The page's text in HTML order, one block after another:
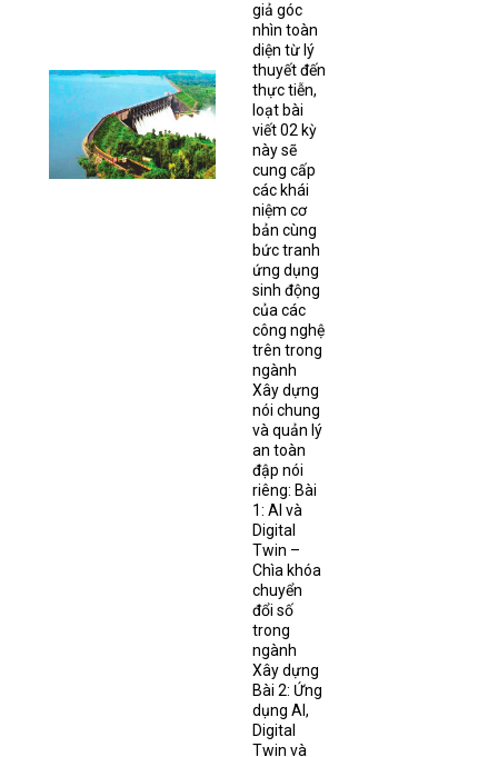
giả góc
nhìn toàn
diện từ lý
thuyết đến
thực tiễn,
loạt bài
viết 02 kỳ
này sẽ
cung cấp
các khái
niệm cơ
bản cùng
bức tranh
ứng dụng
sinh động
của các
công nghệ
trên trong
ngành
Xây dựng
nói chung
và quản lý
an toàn
đập nói
riêng: Bài
1: AI và
Digital
Twin –
Chìa khóa
chuyển
đổi số
trong
ngành
Xây dựng
Bài 2: Ứng
dụng AI,
Digital
Twin và